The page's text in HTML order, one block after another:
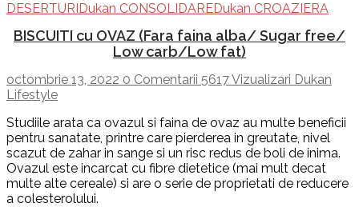
DESERTURIDukan CONSOLIDAREDukan CROAZIERA
BISCUITI cu OVAZ (Fara faina alba/ Sugar free/
Low carb/Low fat)
octombrie 13, 2022 0 Comentarii 5617 Vizualizari Dukan
Lifestyle
Studiile arata ca ovazul si faina de ovaz au multe beneficii
pentru sanatate, printre care pierderea in greutate, nivel
scazut de zahar in sange si un risc redus de boli de inima.
Ovazul este incarcat cu fibre dietetice (mai mult decat
multe alte cereale) si are o serie de proprietati de reducere
a colesterolului.